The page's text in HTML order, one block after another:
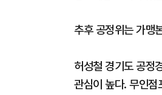
추후 공정위는 가맹
허성철 경기도 공정
관심이 높다. 무인점